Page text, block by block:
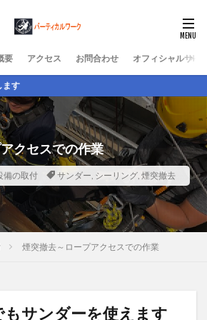
要 アクセス お問合わせ オフィシャルサイ
クセスでの作業
備の取付 サンダー, シーリング, 煙突撤去
煙突撤去～ロープアクセスでの作業
もサンダーを使えます